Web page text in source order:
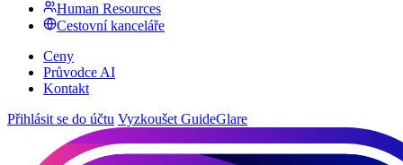
Human Resources
Cestovní kanceláře
Ceny
Průvodce AI
Kontakt
Přihlásit se do účtu Vyzkoušet GuideGlare